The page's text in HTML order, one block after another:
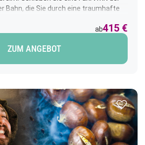
Bahn, die Sie durch eine traumhafte
Dolomitenblicken führt.
einzigartigen Flair des berühmten
begeistern – dieses Jahr
40-jährigen Jubiläum! Und als
erwartet Sie das stimmungsvolle
Sie uns auf eine Reise voller
herzlicher Gastfreundschaft
Lebensfreude!
ab415 €
ZUM ANGEBOT
Zur